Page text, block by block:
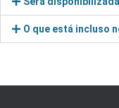
O que está incluso